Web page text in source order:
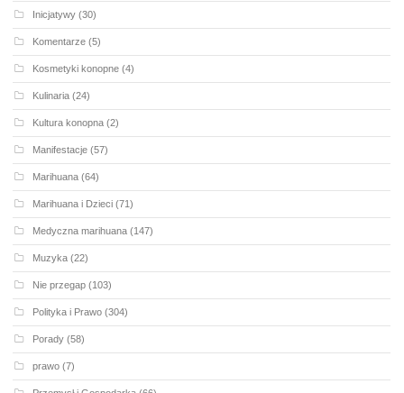
Inicjatywy (30)
Komentarze (5)
Kosmetyki konopne (4)
Kulinaria (24)
Kultura konopna (2)
Manifestacje (57)
Marihuana (64)
Marihuana i Dzieci (71)
Medyczna marihuana (147)
Muzyka (22)
Nie przegap (103)
Polityka i Prawo (304)
Porady (58)
prawo (7)